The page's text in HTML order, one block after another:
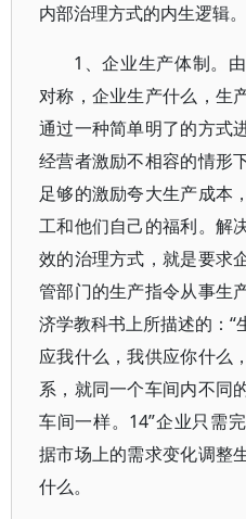
内部治理方式的内生逻辑。
1、企业生产体制。
对称，企业生产什么，生
通过一种简单明了的方式
经营者激励不相容的情形
足够的激励夸大生产成本
工和他们自己的福利。解
效的治理方式，就是要求
管部门的生产指令从事生
济学教科书上所描述的：
应我什么，我供应你什么
系，就同一个车间内不同
车间一样。14”企业只需
据市场上的需求变化调整
什么。